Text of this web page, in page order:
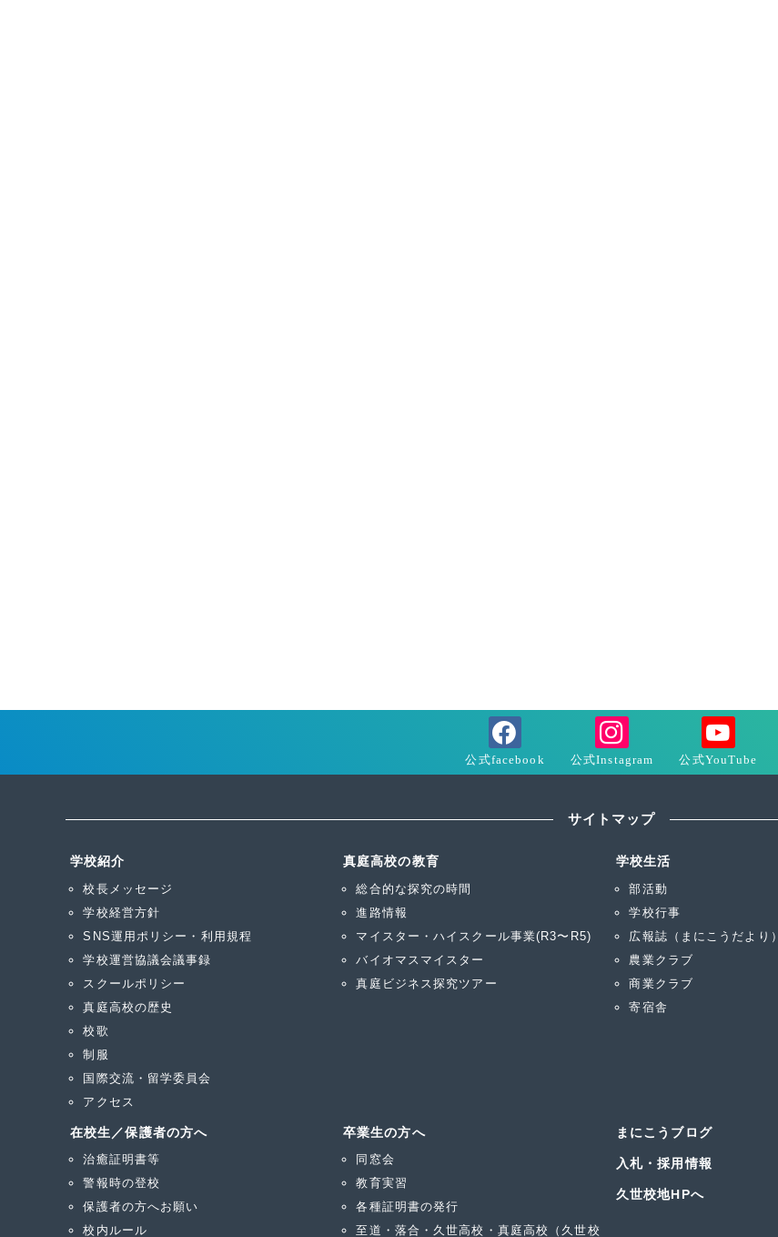
サイトマップ
学校紹介
校長メッセージ
学校経営方針
SNS運用ポリシー・利用規程
学校運営協議会議事録
スクールポリシー
真庭高校の歴史
校歌
制服
国際交流・留学委員会
アクセス
真庭高校の教育
総合的な探究の時間
進路情報
マイスター・ハイスクール事業(R3〜R5)
バイオマスマイスター
真庭ビジネス探究ツアー
学校生活
部活動
学校行事
広報誌（まにこうだより）
農業クラブ
商業クラブ
寄宿舎
在校生／保護者の方へ
治癒証明書等
警報時の登校
保護者の方へお願い
校内ルール
卒業生の方へ
同窓会
教育実習
各種証明書の発行
至道・落合・久世高校・真庭高校（久世校
まにこうブログ
入札・採用情報
久世校地HPへ